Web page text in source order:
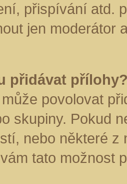
přispívání atd.
jen moderátor
přidávat
povolovat
skupiny. Pokud
nebo některé z
tato možnost